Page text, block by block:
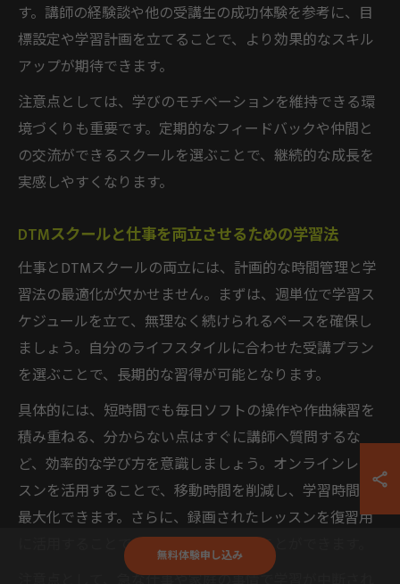
す。講師の経験談や他の受講生の成功体験を参考に、目
標設定や学習計画を立てることで、より効果的なスキル
アップが期待できます。
注意点としては、学びのモチベーションを維持できる環
境づくりも重要です。定期的なフィードバックや仲間と
の交流ができるスクールを選ぶことで、継続的な成長を
実感しやすくなります。
DTMスクールと仕事を両立させるための学習法
仕事とDTMスクールの両立には、計画的な時間管理と学
習法の最適化が欠かせません。まずは、週単位で学習ス
ケジュールを立て、無理なく続けられるペースを確保し
ましょう。自分のライフスタイルに合わせた受講プラン
を選ぶことで、長期的な習得が可能となります。
具体的には、短時間でも毎日ソフトの操作や作曲練習を
積み重ねる、分からない点はすぐに講師へ質問するな
ど、効率的な学び方を意識しましょう。オンラインレッ
スンを活用することで、移動時間を削減し、学習時間を
最大化できます。さらに、録画されたレッスンを復習用
に活用することで、知識の定着を図ることができます。
無料体験申し込み